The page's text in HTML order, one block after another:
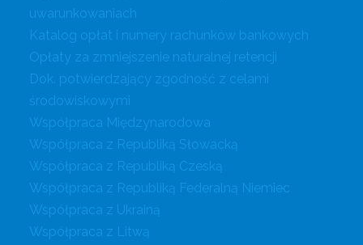
uwarunkowaniach
Katalog opłat i numery rachunków bankowych
Opłaty za zmniejszenie naturalnej retencji
Dok. potwierdzający zgodność z celami
środowiskowymi
Współpraca Międzynarodowa
Współpraca z Republiką Słowacką
Współpraca z Republiką Czeską
Współpraca z Republiką Federalną Niemiec
Współpraca z Ukrainą
Współpraca z Litwą